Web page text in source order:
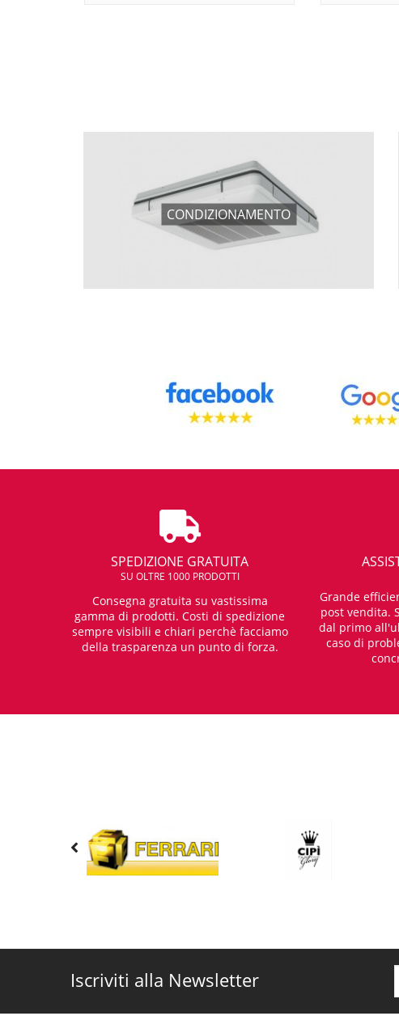
CONDIZIONAMENTO
SPEDIZIONE GRATUITA
SU OLTRE 1000 PRODOTTI
Consegna gratuita su vastissima
gamma di prodotti. Costi di spedizione
sempre visibili e chiari perchè facciamo
della trasparenza un punto di forza.
Grande
post vendita.
dal primo
caso di
Iscriviti alla Newsletter